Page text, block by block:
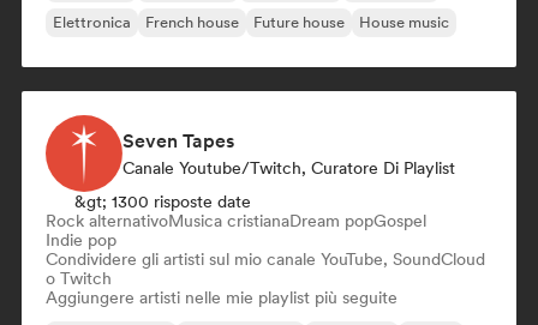
Elettronica
French house Future house House music
Seven Tapes
Canale Youtube/Twitch, Curatore Di Playlist
&gt; 1300 risposte date
Rock alternativoMusica cristianaDream popGospel
Indie pop
Condividere gli artisti sul mio canale YouTube, SoundCloud
o Twitch
Aggiungere artisti nelle mie playlist più seguite